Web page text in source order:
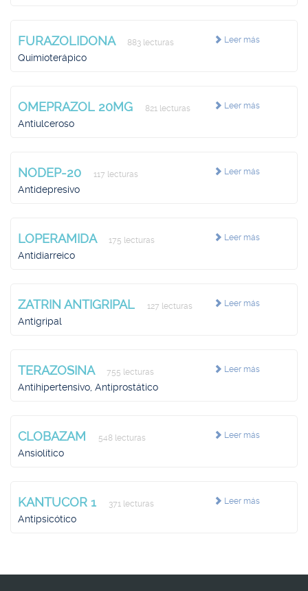
Leer más
FURAZOLIDONA 883 lecturas
Quimioterápico
Leer más
OMEPRAZOL 20MG 821 lecturas
Antiulceroso
Leer más
NODEP-20 117 lecturas
Antidepresivo
Leer más
LOPERAMIDA 175 lecturas
Antidiarreico
Leer más
ZATRIN ANTIGRIPAL 127 lecturas
Antigripal
Leer más
TERAZOSINA 755 lecturas
Antihipertensivo, Antiprostático
Leer más
CLOBAZAM 548 lecturas
Ansiolítico
Leer más
KANTUCOR 1 371 lecturas
Antipsicótico